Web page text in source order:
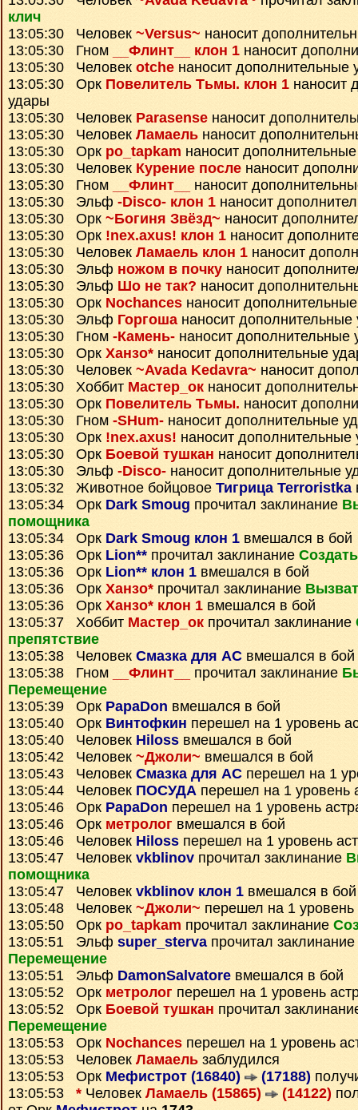
клич
13:05:30 Человек ~Versus~ наносит
13:05:30 Гном
__Флинт__ клон 1 наносит
13:05:30 Человек otche наносит дополнительные
13:05:30 Орк Повелитель Тьмы. клон 1 наносит
удары
13:05:30 Человек Parasense наносит
13:05:30 Человек Ламаель наносит
13:05:30 Орк po_tapkam наносит
13:05:30 Человек Курение после наносит
13:05:30 Гном
__Флинт__
наносит
13:05:30 Эльф -Disco- клон 1 наносит
13:05:30 Орк ~Богиня Звёзд~ наносит
13:05:30 Орк !nex.axus! клон 1 наносит
13:05:30 Человек Ламаель клон 1 наносит
13:05:30 Эльф ножом в почку наносит
13:05:30 Эльф Шо не так? наносит
13:05:30 Орк Nochances наносит
13:05:30 Эльф Горгошананосит дополнительные
13:05:30 Гном -Камень- наносит дополнительные
13:05:30 Орк Ханзо* наносит дополнительные
13:05:30 Человек ~Avada Kedavra~ наносит
13:05:30 Хоббит Мастер_ок наносит
13:05:30 Орк Повелитель Тьмы. наносит
13:05:30 Гном -SHum- наносит дополнительные
13:05:30 Орк !nex.axus! наносит дополнительные
13:05:30 Орк Боевой тушкан наносит
13:05:30 Эльф -Disco- наносит дополнительные
13:05:32 Животное бойцовое Тигрица Terroristka
13:05:34 Орк Dark Smoug прочитал заклинание
помощника
13:05:34 Орк Dark Smoug клон 1 вмешался в бой
13:05:36 Орк Lion** прочитал заклинание
13:05:36 Орк Lion** клон 1 вмешался в бой
13:05:36 Орк Ханзо* прочитал заклинание
13:05:36 Орк Ханзо* клон 1 вмешался в бой
13:05:37 Хоббит Мастер_ок прочитал заклинание
препятствие
13:05:38 Человек Смазка для АС вмешался в бой
13:05:38 Гном
__Флинт__ прочитал заклинание
Перемещение
13:05:39 Орк PapaDon вмешался в бой
13:05:40 Орк Винтофкин перешел на 1 уровень
13:05:40 Человек Hiloss вмешался в бой
13:05:42 Человек ~Джоли~ вмешался в бой
13:05:43 Человек Смазка для АС перешел на 1
13:05:44 Человек ПОСУДА перешел на 1 уровень
13:05:46 Орк PapaDon перешел на 1 уровень
13:05:46 Орк метролог вмешался в бой
13:05:46 Человек Hiloss перешел на 1 уровень
13:05:47 Человек vkblinov прочитал заклинание
помощника
13:05:47 Человек vkblinov клон 1 вмешался в бой
13:05:48 Человек ~Джоли~ перешел на 1 уровень
13:05:50 Орк po_tapkam прочитал заклинание
13:05:51 Эльф super_stervaпрочитал заклинание
Перемещение
13:05:51 Эльф DamonSalvatore вмешался в бой
13:05:52 Орк метролог перешел на 1 уровень
13:05:52 Орк Боевой тушкан прочитал
Перемещение
13:05:53 Орк Nochances перешел на 1 уровень
13:05:53 Человек Ламаель заблудился
13:05:53 Орк Мефистрот (16840) (17188)
13:05:53 * Человек Ламаель (15865) (14122)